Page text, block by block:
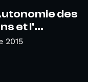
des
et l'...
2015